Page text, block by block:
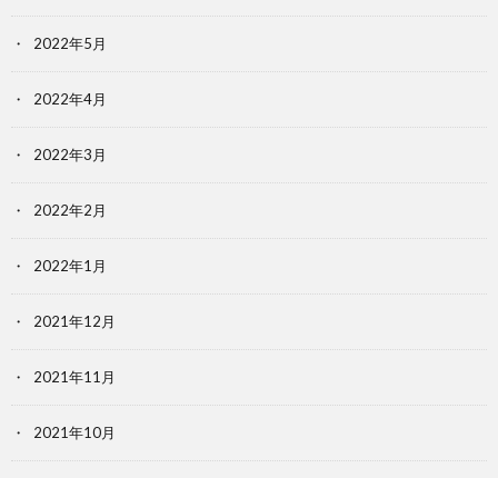
2022年5月
2022年4月
2022年3月
2022年2月
2022年1月
2021年12月
2021年11月
2021年10月